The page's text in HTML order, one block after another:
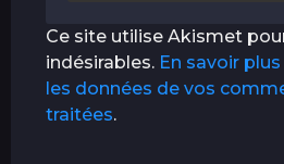
Ce site utilise Akismet
indésirables. En savoir
les données de vos
traitées.